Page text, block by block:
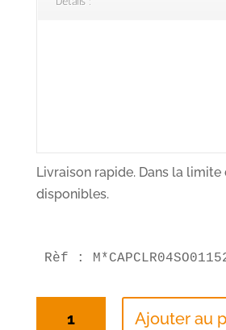
Livraison rapide. Dans la limite
disponibles.
Rèf :
Ajouter au